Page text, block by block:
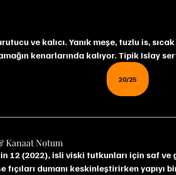
kenarlarında kalıyor. Tipik Islay
20/25
Kanaat Notum
fıçıları dumanı keskinleştirirken yapıyı